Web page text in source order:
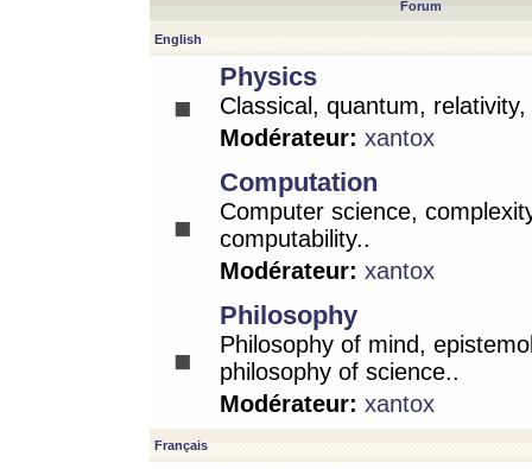
Forum
English
Physics
Classical, quantum,
Modérateur: xantox
Computation
Computer science,
computability..
Modérateur: xantox
Philosophy
Philosophy of mind,
philosophy of science..
Modérateur: xantox
Français